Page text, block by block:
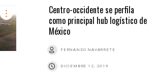
Centro-occidente se perfila
como principal hub logístico de
México
FERNANDO NAVARRETE
DICIEMBRE 12, 2019